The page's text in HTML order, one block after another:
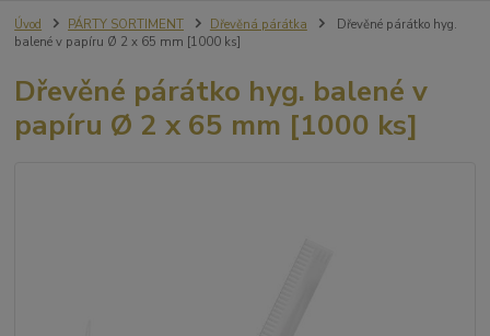
Úvod PÁRTY SORTIMENT Dřevěná párátka
Dřevěné párátko hyg.
balené v papíru Ø 2 x 65 mm [1000 ks]
Dřevěné párátko hyg. balené v
papíru Ø 2 x 65 mm [1000 ks]